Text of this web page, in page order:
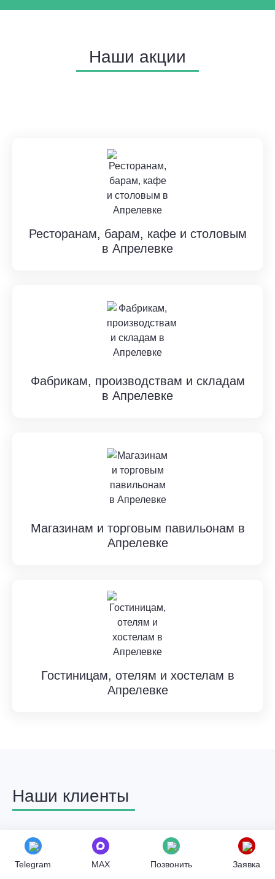
Наши акции
Ресторанам, барам, кафе и столовым
в Апрелевке
Фабрикам, производствам и складам
в Апрелевке
Магазинам и торговым павильонам в
Апрелевке
Гостиницам, отелям и хостелам в
Апрелевке
Наши клиенты
В СЭС Санитар по г. Апрелевка можно
обратиться для дезинсекции, дезинфекции
или дератизации любых объектов. Мы
Telegram MAX Позвонить Заявка